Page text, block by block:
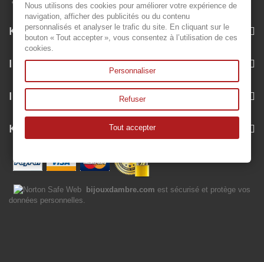
Kategorien
Informationen
Ihr Kundenbereich
Kontakt
bijouxdambre.com est sécurisé et protège vos
données personnelles.
Nous utilisons des cookies pour améliorer votre expérience de
navigation, afficher des publicités ou du contenu
personnalisés et analyser le trafic du site. En cliquant sur le
bouton « Tout accepter », vous consentez à l’utilisation de ces
cookies.
Personnaliser
Refuser
Tout accepter